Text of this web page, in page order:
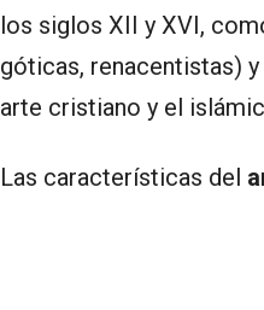
los siglos XII y XVI,
góticas, renacentistas)
arte cristiano y el
Las características del